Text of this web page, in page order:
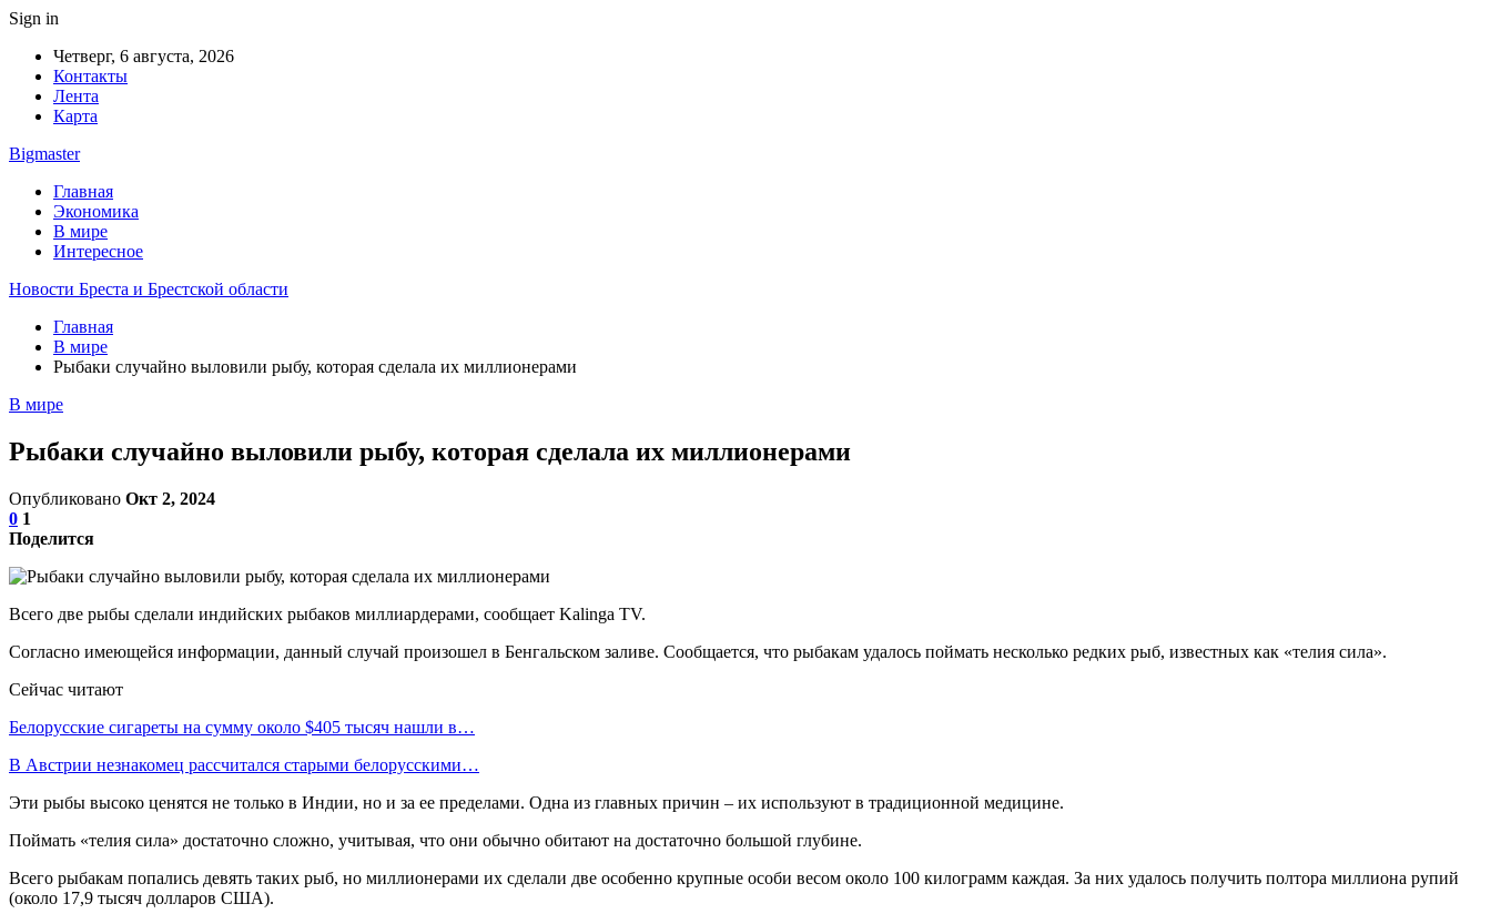
Sign in
Четверг, 6 августа, 2026
Контакты
Лента
Карта
Bigmaster
Главная
Экономика
В мире
Интересное
Новости Бреста и Брестской области
Главная
В мире
Рыбаки случайно выловили рыбу, которая сделала их миллионерами
В мире
Рыбаки случайно выловили рыбу, которая сделала их миллионерами
Опубликовано Окт 2, 2024
0 1
Поделится
Всего две рыбы сделали индийских рыбаков миллиардерами, сообщает Kalinga TV.
Согласно имеющейся информации, данный случай произошел в Бенгальском заливе. Сообщается, что рыбакам удалось поймать несколько редких рыб, известных как «телия сила».
Сейчас читают
Белорусские сигареты на сумму около $405 тысяч нашли в…
В Австрии незнакомец рассчитался старыми белорусскими…
Эти рыбы высоко ценятся не только в Индии, но и за ее пределами. Одна из главных причин – их используют в традиционной медицине.
Поймать «телия сила» достаточно сложно, учитывая, что они обычно обитают на достаточно большой глубине.
Всего рыбакам попались девять таких рыб, но миллионерами их сделали две особенно крупные особи весом около 100 килограмм каждая. За них удалось получить полтора миллиона рупий
(около 17,9 тысяч долларов США).